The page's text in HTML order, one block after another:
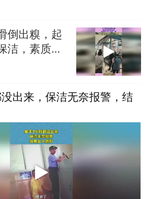
倒出糗，起
洁，素质低
出来，保洁无奈报警，结